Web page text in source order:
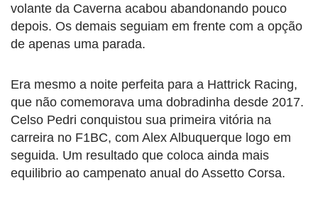
volante da Caverna acabou abandonando pouco
depois. Os demais seguiam em frente com a opção
de apenas uma parada.
Era mesmo a noite perfeita para a Hattrick Racing,
que não comemorava uma dobradinha desde 2017.
Celso Pedri conquistou sua primeira vitória na
carreira no F1BC, com Alex Albuquerque logo em
seguida. Um resultado que coloca ainda mais
equilibrio ao campenato anual do Assetto Corsa.